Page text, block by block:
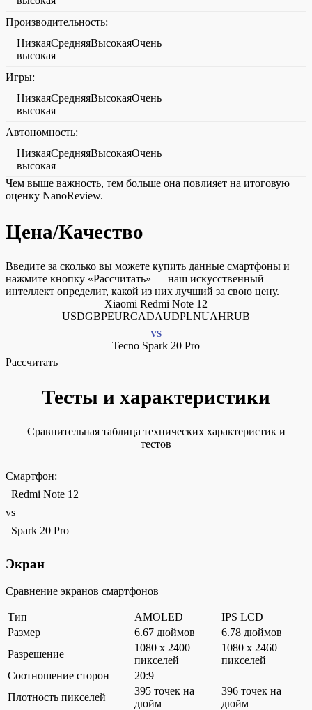
Производительность:
НизкаяСредняяВысокаяОчень
высокая
Игры:
НизкаяСредняяВысокаяОчень
высокая
Автономность:
НизкаяСредняяВысокаяОчень
высокая
Чем выше важность, тем больше она повлияет на итоговую
оценку NanoReview.
Цена/Качество
Введите за сколько вы можете купить данные смартфоны и
нажмите кнопку «Рассчитать» — наш искусственный
интеллект определит, какой из них лучший за свою цену.
Xiaomi Redmi Note 12
USDGBPEURCADAUDPLNUAHRUB
VS
Tecno Spark 20 Pro
Рассчитать
Тесты и характеристики
Сравнительная таблица технических характеристик и
тестов
Смартфон:
Redmi Note 12
vs
Spark 20 Pro
Экран
Сравнение экранов смартфонов
Тип AMOLED
IPS LCD
Размер
6.67 дюймов
6.78 дюймов
Разрешение
1080 x 2400
пикселей
1080 x 2460
пикселей
Соотношение сторон
20:9
—
Плотность пикселей
395 точек на
дюйм
396 точек на
дюйм